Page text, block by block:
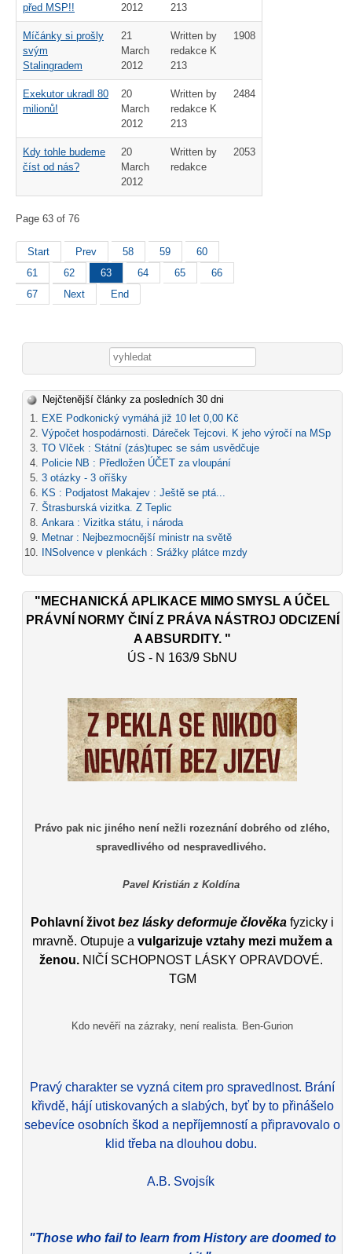
před MSP!!
2012
213
Míčánky si prošly
svým
Stalingradem
21
March
2012
Written by
redakce K
213
1908
Exekutor ukradl 80
milionů!
20
March
2012
Written by
redakce K
213
2484
Kdy tohle budeme
číst od nás?
20
March
2012
Written by
redakce
2053
Page 63 of 76
Start Prev 58 59
60
61
62 63 64 65
66
67
Next End
Vyhledávání
Nejčtenější články za posledních 30 dni
EXE Podkonický vymáhá již 10 let 0,00 Kč
Výpočet hospodárnosti. Dáreček Tejcovi. K jeho výročí na MSp
TO Vlček : Státní (zás)tupec se sám usvědčuje
Policie NB : Předložen ÚČET za vloupání
3 otázky - 3 oříšky
KS : Podjatost Makajev : Ještě se ptá...
Štrasburská vizitka. Z Teplic
Ankara : Vizitka státu, i národa
Metnar : Nejbezmocnější ministr na světě
INSolvence v plenkách : Srážky plátce mzdy
"MECHANICKÁ APLIKACE MIMO SMYSL A ÚČEL
PRÁVNÍ NORMY ČINÍ Z PRÁVA NÁSTROJ ODCIZENÍ
A ABSURDITY. "
ÚS - N 163/9 SbNU
Právo pak nic jiného není nežli rozeznání dobrého od zlého,
spravedlivého od nespravedlivého.
Pavel Kristián z Koldína
Pohlavní život bez lásky deformuje člověka fyzicky i
mravně. Otupuje avulgarizuje vztahy mezi mužem a
ženou. NIČÍ SCHOPNOST LÁSKY OPRAVDOVÉ.
TGM
Kdo nevěří na zázraky, není realista. Ben-Gurion
Pravý charakter se vyzná citem pro spravedlnost. Brání
křivdě, hájí utiskovaných a slabých, byť by to přinášelo
sebevíce osobních škod a nepříjemností a připravovalo o
klid třeba na dlouhou dobu.
A.B. Svojsík
"Those who fail to learn from History are doomed to